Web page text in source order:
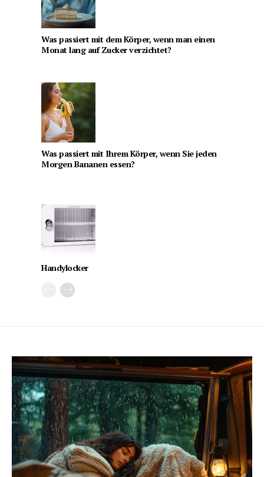
Was passiert mit dem Körper, wenn man einen
Monat lang auf Zucker verzichtet?
Was passiert mit Ihrem Körper, wenn Sie jeden
Morgen Bananen essen?
Handylocker